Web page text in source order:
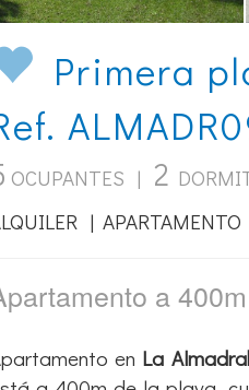
Primera
OCUPANTES | 2
|
a
en La